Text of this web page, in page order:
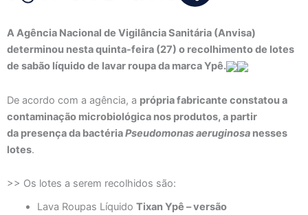
A Agência Nacional de Vigilância Sanitária (Anvisa)
determinou nesta quinta-feira (27) o recolhimento de lotes
de sabão líquido de lavar roupa da marca Ypê.
De acordo com a agência, a própria fabricante constatou a
contaminação microbiológica nos produtos, a partir
da presença da bactériaPseudomonas aeruginosa nesses
lotes.
>> Os lotes a serem recolhidos são:
Lava Roupas Líquido Tixan Ypê – versão